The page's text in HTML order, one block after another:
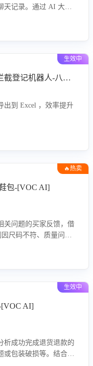
天记录。通过 AI 大模
力商家快速优化快捷
生效中
抖音小店已发货仅退款拦截登记机器人-八爪鱼
出到 Excel ，效率提升
🔥热卖
包-[VOC AI]
关问题的买家反馈，借
尺码不符、质量问题
提升。
生效中
[VOC AI]
析成功完成退货退款的
或包装破损等。结合AI